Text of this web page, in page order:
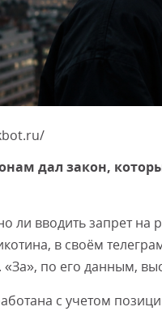
дал закон,
ли вводить запрет на
в своём
по его данным,
с учетом